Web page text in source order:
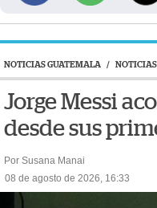
NOTICIAS GUATEMALA / NOTICIAS
Jorge Messi
desde sus
Por Susana Manai
08 de agosto de 2026, 16:33